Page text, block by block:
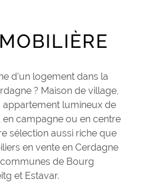
d'un logement dans la
? Maison de village,
lumineux de
en campagne ou en centre
sélection aussi riche que
en vente en Cerdagne
de Bourg
et Estavar.
PIÈCES
CRITÈRES SUPPLÉMENTAIRES
Piscine
Parking
Terrasse
RECHERCHER